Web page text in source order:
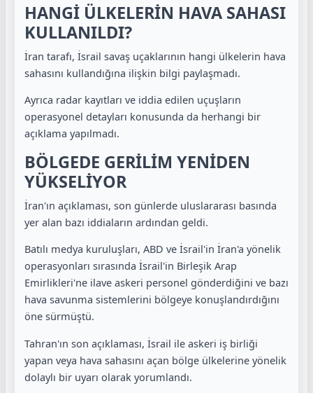
HANGİ ÜLKELERİN HAVA SAHASI
KULLANILDI?
İran tarafı, İsrail savaş uçaklarının hangi ülkelerin hava
sahasını kullandığına ilişkin bilgi paylaşmadı.
Ayrıca radar kayıtları ve iddia edilen uçuşların
operasyonel detayları konusunda da herhangi bir
açıklama yapılmadı.
BÖLGEDE GERİLİM YENİDEN
YÜKSELİYOR
İran'ın açıklaması, son günlerde uluslararası basında
yer alan bazı iddiaların ardından geldi.
Batılı medya kuruluşları, ABD ve İsrail'in İran'a yönelik
operasyonları sırasında İsrail'in Birleşik Arap
Emirlikleri'ne ilave askeri personel gönderdiğini ve bazı
hava savunma sistemlerini bölgeye konuşlandırdığını
öne sürmüştü.
Tahran'ın son açıklaması, İsrail ile askeri iş birliği
yapan veya hava sahasını açan bölge ülkelerine yönelik
dolaylı bir uyarı olarak yorumlandı.